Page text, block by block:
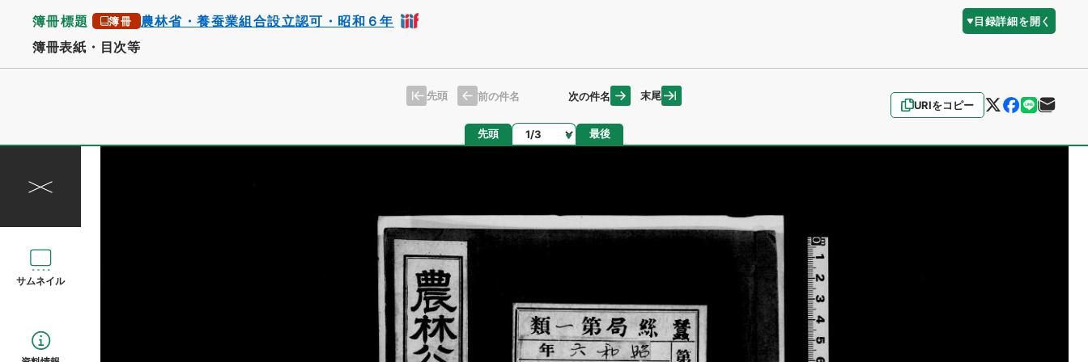
簿冊標題 簿冊 農林省・養蚕業組合設立認可・昭和６年 目録詳細を開く
簿冊表紙・目次等
URIをコピー
先頭 前の件名 次の件名 末尾
先頭 ページ 最後
サムネイル